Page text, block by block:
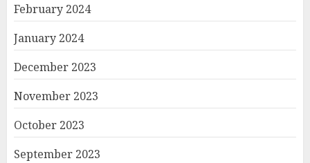
February 2024
January 2024
December 2023
November 2023
October 2023
September 2023